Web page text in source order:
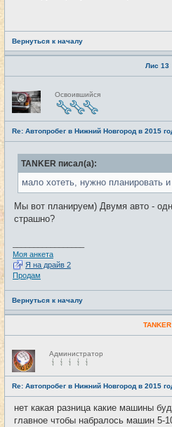
Вернуться к началу
Лис 13
Н
е
в
с
е
т
и
Освоившийся
Re: Автопробег в Нижний Новгород в 2015
TANKER писал(а):
мало хотеть, нужно планировать и
Мы вот планируем) Двумя авто -
страшно?
Моя анкета
Я на драйв 2
Продам
Вернуться к началу
TANKER
Н
е
в
с
е
т
и
Администратор
Re: Автопробег в Нижний Новгород в 2015
нет какая разница какие машины
главное чтобы набралось машин 5-